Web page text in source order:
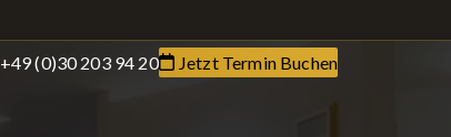
+49 (0)30 203 94 20 Jetzt Termin Buchen